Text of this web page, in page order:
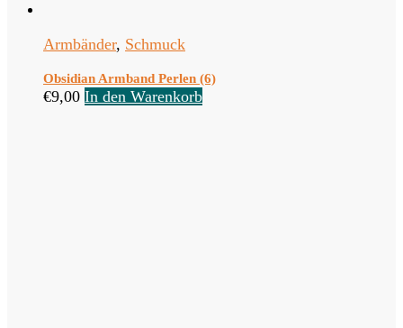
Armbänder, Schmuck
Obsidian Armband Perlen (6)
€9,00 In den Warenkorb